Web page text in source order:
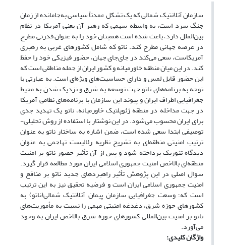
سازمان آتلانتیک شمالی که یک تشکل عمدتاً سیاسی به‌جامانده از زمان
جنگ سرد است، به واسطه سهمی که رهبر آن یعنی آمریکا در نظام
بین‌الملل دارد، باعث شده است همچنان خود را به عنوان قدرتی مطرح
در عرصه جهانی مطرح کند. ناتو که شامل کشورهای غربی به رهبری
آمریکاست، سعی می‌کند در جای‌جای جهان، حضور فیزیکی خود را حفظ
کند. در این میان منطقه خاورمیانه و کشور ایران از جمله مناطقی است که
این حضور قابل لمس و دارای حساسیت‌های ویژه‌ای است. به عبارتی با
توجه به برنامه‌های ناتو جهت توسعه به شرق و نزدیک شدن به محیط
جغرافیایی اطراف ایران و پیوند این سازمان با برنامه‌های نظامی آمریکا
در جهت مداخله در منطقه ژئوپلتیک خاورمیانه، ناتو یک تهدید جدی
برای ایران محسوب می‌شود. در این نوشتار با استفاده از روش تحلیلی-
توصیفی ابتدا سعی شده است، ضمن اشاره به ساختار ناتو به عنوان
ترتیب امنیتی منطقه‌ای به تشریح نظریه رئالیست تهاجمی به عنوان
دیدگاه تئوریک پرداخته شود و پس از آن تأثیر حضور ناتو بر امنیت
منطقه‌ای بالاخص امنیت جمهوری اسلامی ایران مورد مطالعه قرار گیرد.
سوال اصلی در این پژوهش تأثیر راهبردهای جدید ناتو بر منافع و
امنیت جمهوری اسلامی ایران است و فرضیه تحقیق نیز به این ترتیب
است که؛ وسعت جغرافیایی سازمان پیمان آتلانتیک شمالی(ناتو) به
کشورهای حوزه شرق، دغدغه امنیتی مهمی را نسبت به مأموریت‌های
ناتو بر امنیت بین‌المللی کشورهای حوزه شرق بالاخص ایران به وجود
می‌آورد.
واژگان کلیدی: